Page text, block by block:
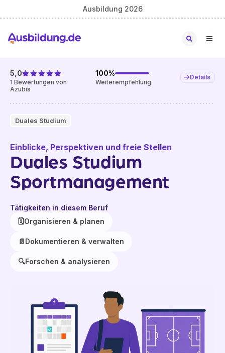
Ausbildung 2026
Duales Studium
5,0
1 Bewertungen von
Azubis
100%
Weiterempfehlung
Details
Einblicke, Perspektiven und freie Stellen
Duales Studium
Sportmanagement
Tätigkeiten in diesem Beruf
🗓️Organisieren & planen
📄 Dokumentieren & verwalten
🔍Forschen & analysieren